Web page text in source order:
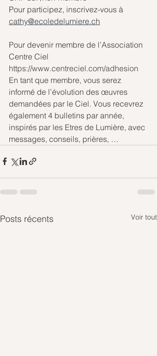
Pour participez, inscrivez-vous à
cathy@ecoledelumiere.ch
Pour devenir membre de l’Association
Centre Ciel
https://www.centreciel.com/adhesion
En tant que membre, vous serez
informé de l’évolution des œuvres
demandées par le Ciel. Vous recevrez
également 4 bulletins par année,
inspirés par les Etres de Lumière, avec
messages, conseils, prières, …
Posts récents Voir tout